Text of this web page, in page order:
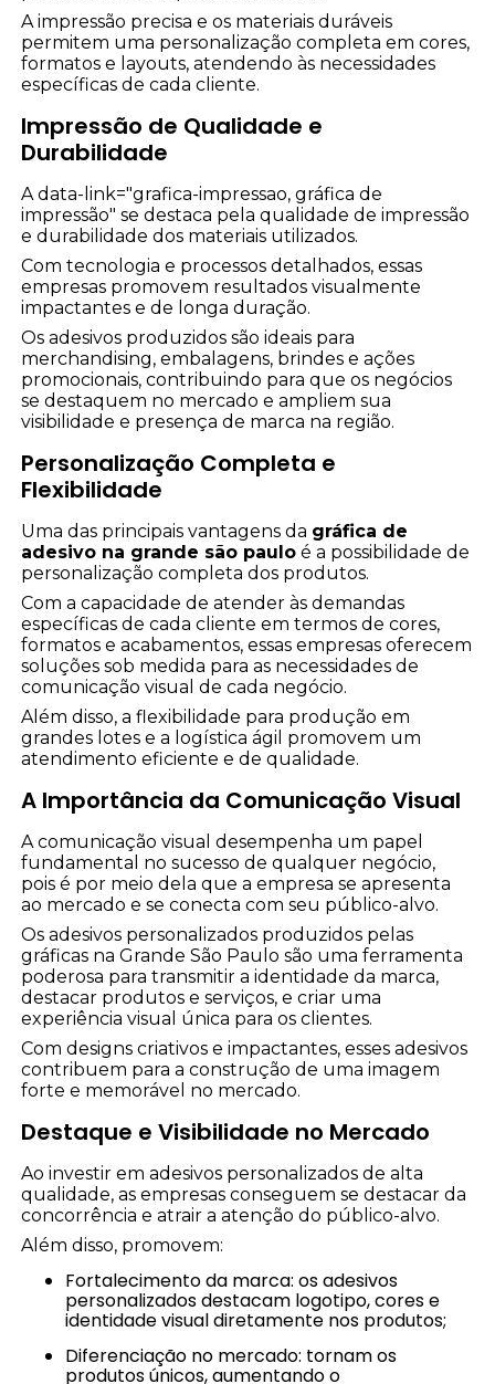
A impressão precisa e os materiais duráveis
permitem uma personalização completa em cores,
formatos e layouts, atendendo às necessidades
específicas de cada cliente.
Impressão de Qualidade e
Durabilidade
A data-link="grafica-impressao, gráfica de
impressão" se destaca pela qualidade de impressão
e durabilidade dos materiais utilizados.
Com tecnologia e processos detalhados, essas
empresas promovem resultados visualmente
impactantes e de longa duração.
Os adesivos produzidos são ideais para
merchandising, embalagens, brindes e ações
promocionais, contribuindo para que os negócios
se destaquem no mercado e ampliem sua
visibilidade e presença de marca na região.
Personalização Completa e
Flexibilidade
Uma das principais vantagens da gráfica de
adesivo na grande são paulo é a possibilidade de
personalização completa dos produtos.
Com a capacidade de atender às demandas
específicas de cada cliente em termos de cores,
formatos e acabamentos, essas empresas oferecem
soluções sob medida para as necessidades de
comunicação visual de cada negócio.
Além disso, a flexibilidade para produção em
grandes lotes e a logística ágil promovem um
atendimento eficiente e de qualidade.
A Importância da Comunicação Visual
A comunicação visual desempenha um papel
fundamental no sucesso de qualquer negócio,
pois é por meio dela que a empresa se apresenta
ao mercado e se conecta com seu público-alvo.
Os adesivos personalizados produzidos pelas
gráficas na Grande São Paulo são uma ferramenta
poderosa para transmitir a identidade da marca,
destacar produtos e serviços, e criar uma
experiência visual única para os clientes.
Com designs criativos e impactantes, esses adesivos
contribuem para a construção de uma imagem
forte e memorável no mercado.
Destaque e Visibilidade no Mercado
Ao investir em adesivos personalizados de alta
qualidade, as empresas conseguem se destacar da
concorrência e atrair a atenção do público-alvo.
Além disso, promovem:
Fortalecimento da marca: os adesivos
personalizados destacam logotipo, cores e
identidade visual diretamente nos produtos;
Diferenciação no mercado: tornam os
produtos únicos, aumentando o